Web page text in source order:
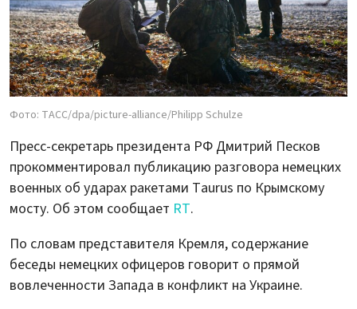
Фото: ТАСС/dpa/picture-alliance/Philipp Schulze
Пресс-секретарь президента РФ Дмитрий Песков
прокомментировал публикацию разговора немецких
военных об ударах ракетами Taurus по Крымскому
мосту. Об этом сообщает RT.
По словам представителя Кремля, содержание
беседы немецких офицеров говорит о прямой
вовлеченности Запада в конфликт на Украине.